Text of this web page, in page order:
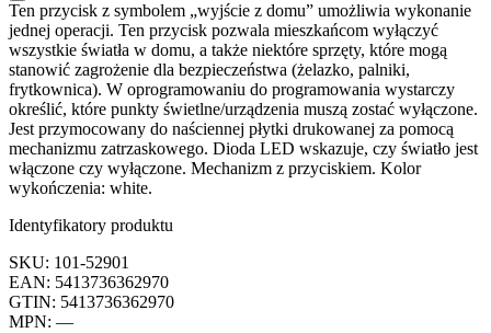
Ten przycisk z symbolem „wyjście z domu” umożliwia wykonanie
jednej operacji. Ten przycisk pozwala mieszkańcom wyłączyć
wszystkie światła w domu, a także niektóre sprzęty, które mogą
stanowić zagrożenie dla bezpieczeństwa (żelazko, palniki,
frytkownica). W oprogramowaniu do programowania wystarczy
określić, które punkty świetlne/urządzenia muszą zostać wyłączone.
Jest przymocowany do naściennej płytki drukowanej za pomocą
mechanizmu zatrzaskowego. Dioda LED wskazuje, czy światło jest
włączone czy wyłączone. Mechanizm z przyciskiem. Kolor
wykończenia: white.
Identyfikatory produktu
SKU: 101-52901
EAN: 5413736362970
GTIN: 5413736362970
MPN: —